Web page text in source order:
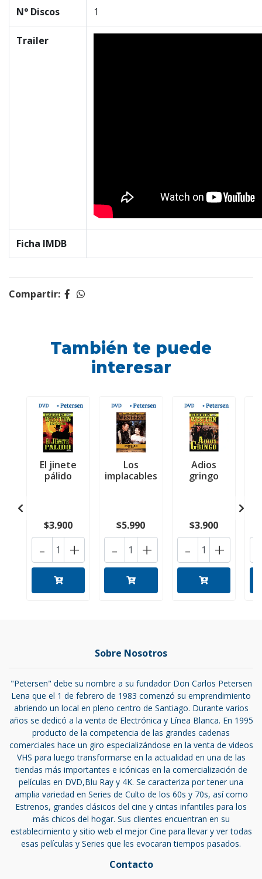
N° Discos 1
Trailer
Ficha IMDB
Compartir:
También te puede
interesar
El jinete
pálido
$3.900
+
-
Los
implacables
$5.990
+
-
Adios
gringo
$3.900
+
-
Sobre Nosotros
"Petersen" debe su nombre a su fundador Don Carlos Petersen
Lena que el 1 de febrero de 1983 comenzó su emprendimiento
abriendo un local en pleno centro de Santiago. Durante varios
años se dedicó a la venta de Electrónica y Línea Blanca. En 1995
producto de la competencia de las grandes cadenas
comerciales hace un giro especializándose en la venta de videos
VHS para luego transformarse en la actualidad en una de las
tiendas más importantes e icónicas en la comercialización de
películas en DVD,Blu Ray y 4K. Se caracteriza por tener una
amplia variedad en Series de Culto de los 60s y 70s, así como
Estrenos, grandes clásicos del cine y cintas infantiles para los
más chicos del hogar. Sus clientes encuentran en su
establecimiento y sitio web el mejor Cine para llevar y ver todas
esas películas y Series que les evocaran tiempos pasados.
Contacto